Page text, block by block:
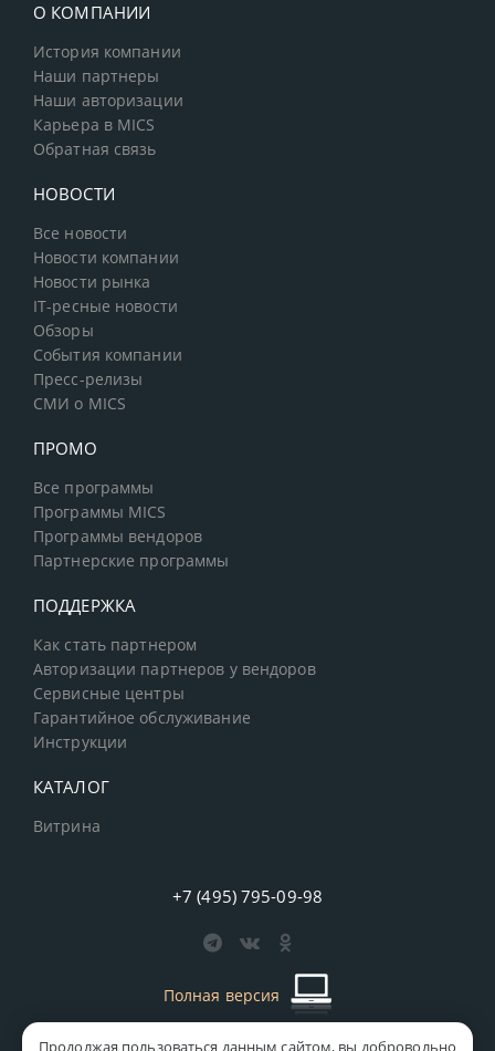
Продолжая пользоваться данным сайтом, вы добровольно
О КОМПАНИИ
История компании
Наши партнеры
Наши авторизации
Карьера в MICS
Обратная связь
НОВОСТИ
Все новости
Новости компании
Новости рынка
IT-ресные новости
Обзоры
События компании
Пресс-релизы
СМИ о MICS
ПРОМО
Все программы
Программы MICS
Программы вендоров
Партнерские программы
ПОДДЕРЖКА
Как стать партнером
Авторизации партнеров у вендоров
Сервисные центры
Гарантийное обслуживание
Инструкции
КАТАЛОГ
Витрина
+7 (495) 795-09-98
Полная версия
старая версия сайтаMICS